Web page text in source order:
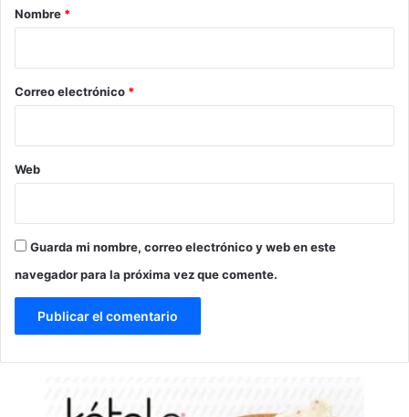
r
*
Nombre *
Correo electrónico *
Web
Guarda mi nombre, correo electrónico y web en este
navegador para la próxima vez que comente.